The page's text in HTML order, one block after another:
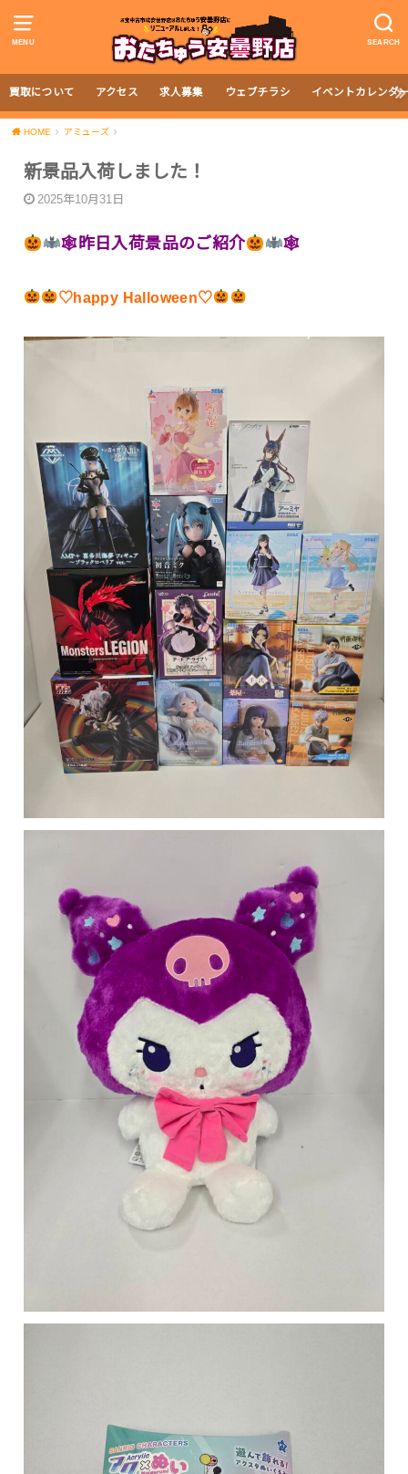
MENU SEARCH
買取について アクセス 求人募集 ウェブチラシ イベントカレンダ
HOME アミューズ
新景品入荷しました！
2025年10月31日
🕸昨日入荷景品のご紹介 🕸
♡happy Halloween♡